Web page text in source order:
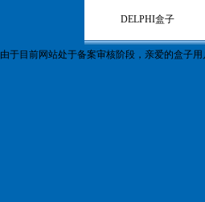
DELPHI盒子
由于目前网站处于备案审核阶段，亲爱的盒子